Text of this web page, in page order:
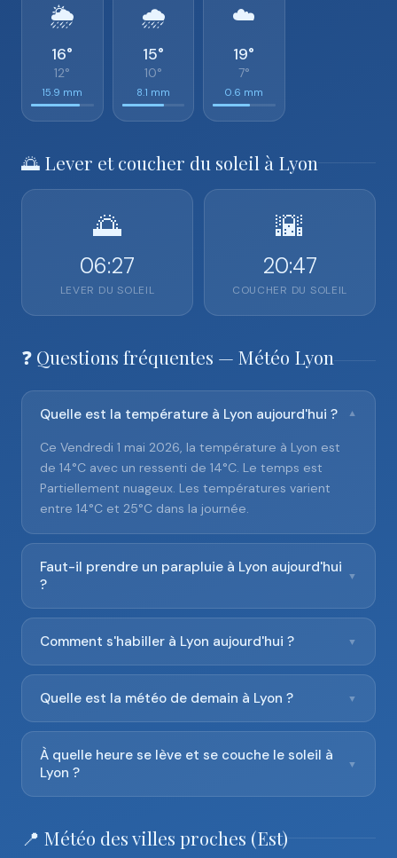
🌦️
16°
12°
15.9 mm
🌧️
15°
10°
8.1 mm
☁️
19°
7°
0.6 mm
🌅 Lever et coucher du soleil à Lyon
🌅
06:27
LEVER DU SOLEIL
🌇
20:47
COUCHER DU SOLEIL
❓ Questions fréquentes — Météo Lyon
Quelle est la température à Lyon aujourd'hui ? ▼
Ce Vendredi 1 mai 2026, la température à Lyon est
de 14°C avec un ressenti de 14°C. Le temps est
Partiellement nuageux. Les températures varient
entre 14°C et 25°C dans la journée.
Faut-il prendre un parapluie à Lyon aujourd'hui
?
▼
Comment s'habiller à Lyon aujourd'hui ? ▼
Quelle est la météo de demain à Lyon ? ▼
À quelle heure se lève et se couche le soleil à
Lyon ?
▼
📍 Météo des villes proches (Est)